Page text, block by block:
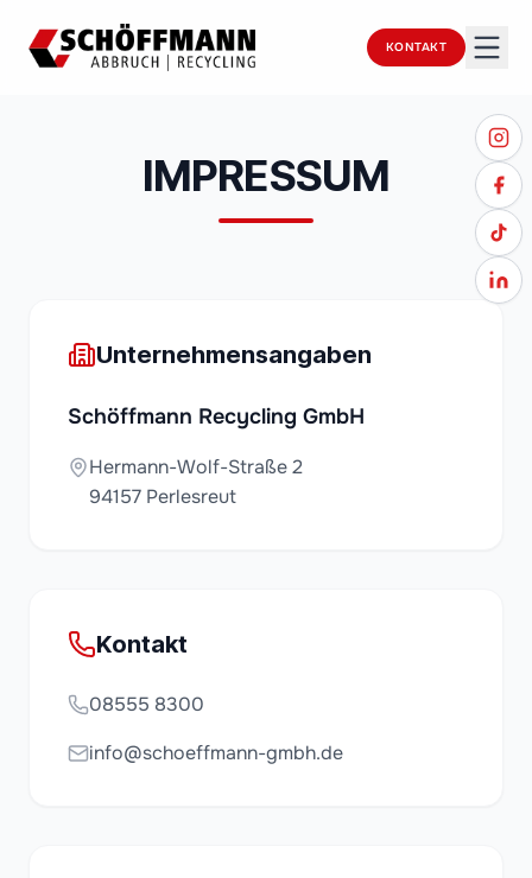
KONTAKT
IMPRESSUM
Unternehmensangaben
Schöffmann Recycling GmbH
Hermann-Wolf-Straße 2
94157 Perlesreut
Kontakt
08555 8300
info@schoeffmann-gmbh.de